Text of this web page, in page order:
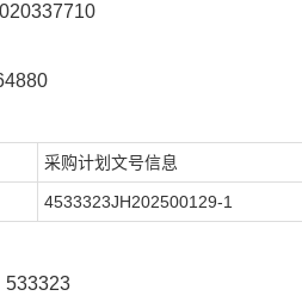
采购计划文号信息
4533323JH202500129-1
533323